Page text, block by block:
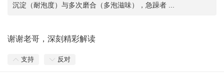
沉淀（耐泡度）与多次磨合（多泡滋味），急躁者 ...
谢谢老哥，深刻精彩解读
支持 反对